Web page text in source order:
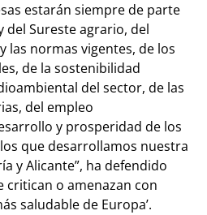
estarán siempre de parte
del Sureste agrario, del
las normas vigentes, de los
de la sostenibilidad
del sector, de las
del empleo
y prosperidad de los
que desarrollamos nuestra
y Alicante”, ha defendido
critican o amenazan con
saludable de Europa’.